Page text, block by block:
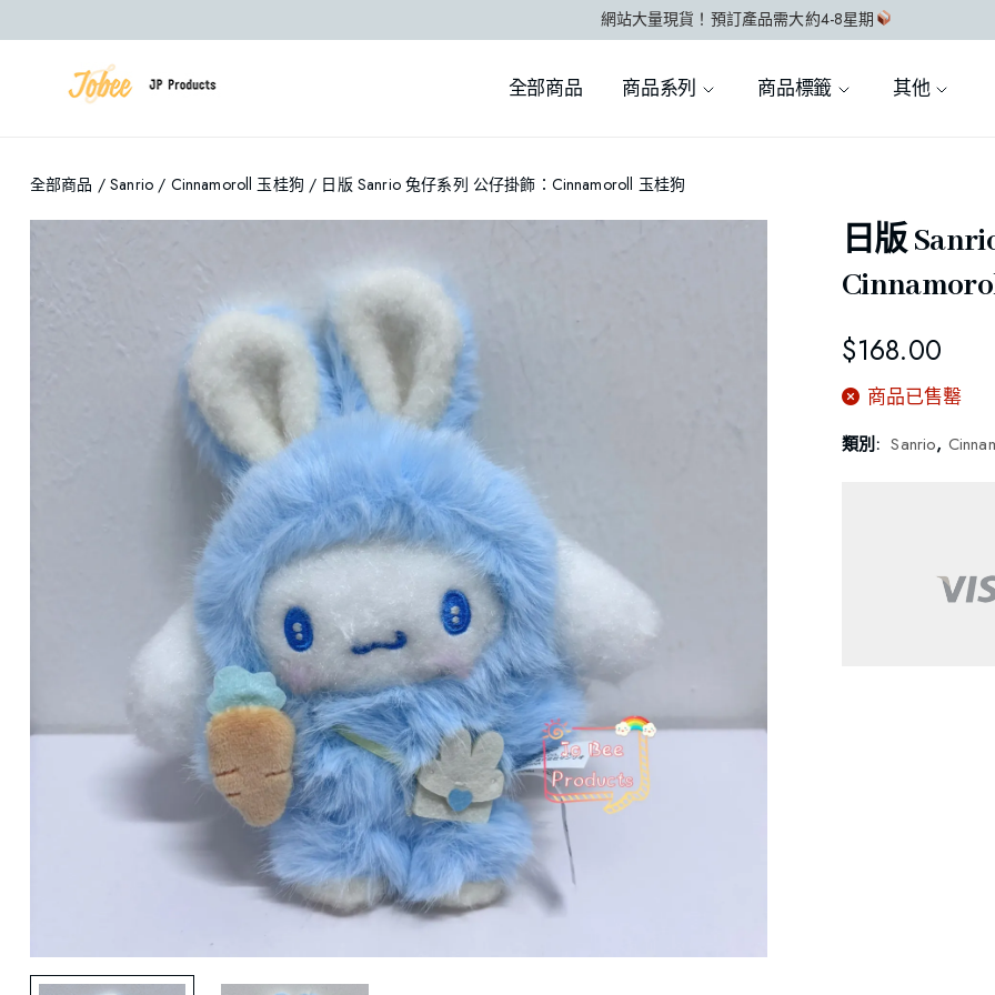
網站大量現貨！預訂產品需大約4-8星期
全部商品 商品系列 商品標籤 其他
全部商品 /Sanrio / Cinnamoroll 玉桂狗 / 日版 Sanrio 兔仔系列 公仔掛飾：Cinnamoroll 玉桂狗
日版
$168.00
商品已售罊
類別: Sanrio,